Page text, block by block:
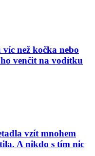
než kočka nebo
venčit na vodítku
vzít mnohem
A nikdo s tím nic